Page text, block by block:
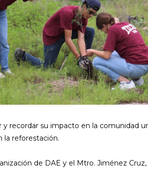
y recordar su impacto en la comunidad
la reforestación.
de DAE y el Mtro. Jiménez